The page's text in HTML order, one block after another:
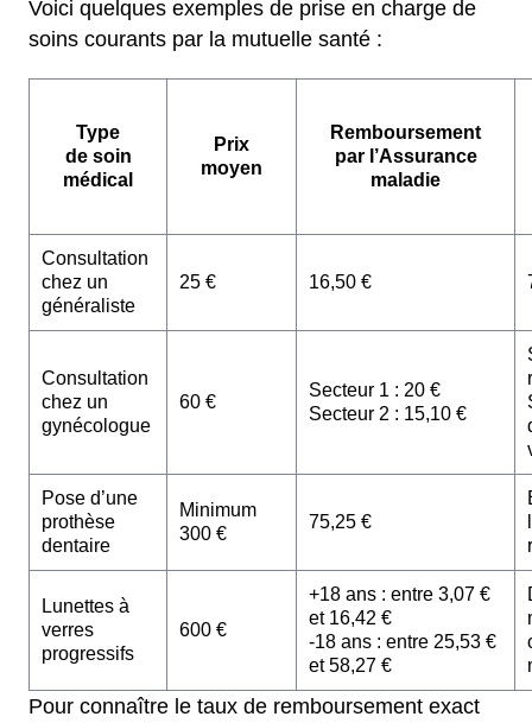
Voici quelques exemples de prise en charge de
soins courants par la mutuelle santé :
Type
de soin
médical
Prix
moyen
Remboursement
par l’Assurance
maladie
Consultation
chez un
généraliste
25 € 16,50 €
Consultation
chez un
gynécologue
60 €
Secteur 1 : 20 €
Secteur 2 : 15,10 €
Pose d’une
prothèse
dentaire
Minimum
300 €
75,25 €
Lunettes à
verres
progressifs
600 €
+18 ans : entre 3,07 €
et 16,42 €
-18 ans : entre 25,53 €
et 58,27 €
Pour connaître le taux de remboursement exact